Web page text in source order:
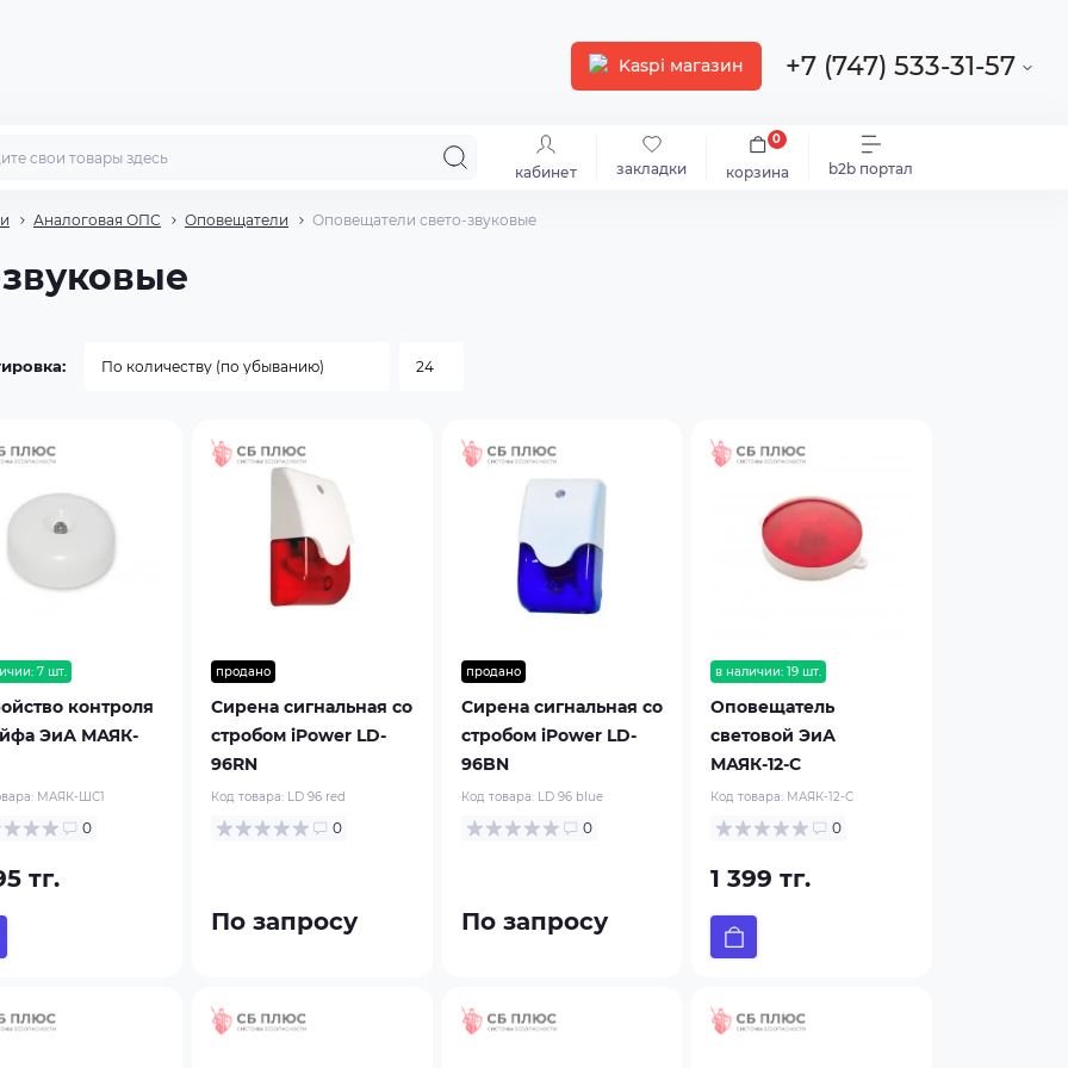
Kaspi магазин +7 (747) 533-31-57
кабинет закладки корзина
0
b2b портал
Аналоговая ОПС Оповещатели Оповещатели свето-звуковые
7 шт.
контроля
ЭиА МАЯК-
МАЯК-ШС1
0
тг.
продано
Сирена сигнальная со
стробом iPower LD-
96RN
Код товара: LD 96 red
0
По запросу
продано
Сирена сигнальная со
стробом iPower LD-
96BN
Код товара: LD 96 blue
0
По запросу
в наличии: 19 шт.
Оповещатель
световой ЭиА
МАЯК-12-С
Код товара: МАЯК-12-С
0
1 399 тг.